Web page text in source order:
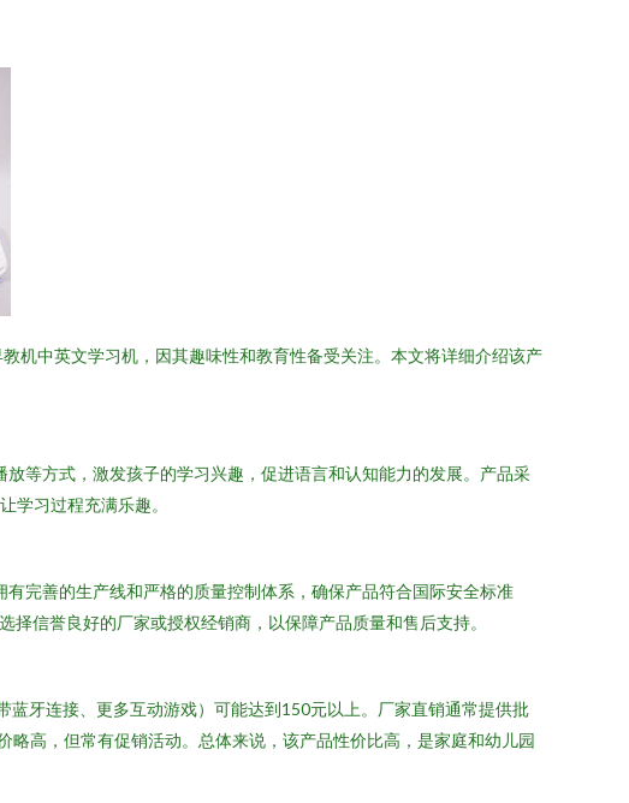
机中英文学习机，因其趣味性和教育性备受关注。本文将详细介绍该产
等方式，激发孩子的学习兴趣，促进语言和认知能力的发展。产品采
学习过程充满乐趣。
完善的生产线和严格的质量控制体系，确保产品符合国际安全标准
信誉良好的厂家或授权经销商，以保障产品质量和售后支持。
牙连接、更多互动游戏）可能达到150元以上。厂家直销通常提供批
高，但常有促销活动。总体来说，该产品性价比高，是家庭和幼儿园